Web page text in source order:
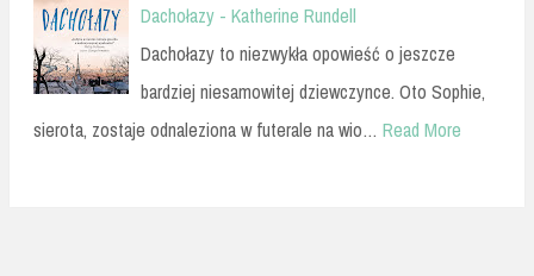
Dachołazy - Katherine Rundell
Dachołazy to niezwykła opowieść o jeszcze
bardziej niesamowitej dziewczynce. Oto Sophie,
sierota, zostaje odnaleziona w futerale na wio… Read More